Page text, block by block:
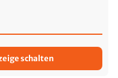
schalten